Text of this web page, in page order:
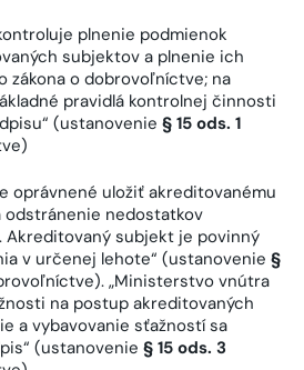
plnenie podmienok
subjektov a plnenie ich
zákona o dobrovoľníctve; na
pravidlá kontrolnej činnosti
(ustanovenie § 15 ods. 1
oprávnené uložiť akreditovanému
nedostatkov
Akreditovaný subjekt je povinný
v určenej lehote“ (ustanovenie §
„Ministerstvo vnútra
na postup akreditovaných
a vybavovanie sťažností sa
(ustanovenie § 15 ods. 3